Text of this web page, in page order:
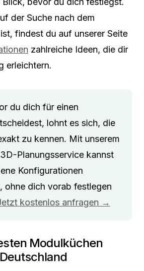
der Suche nach dem
findest du auf unserer Seite
zahlreiche Ideen, die dir
erleichtern.
du dich für einen
lohnt es sich, die
zu kennen. Mit unserem
Planungsservice kannst
Konfigurationen
ohne dich vorab festlegen
kostenlos anfragen →
Modulküchen